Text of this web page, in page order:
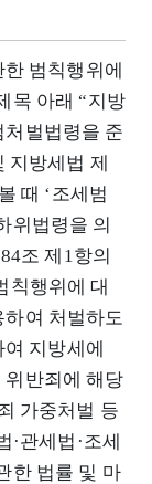
범칙행위에
목 아래 “지방
벌법령을 준
지방세법 제
때 ‘조세범
위법령을 의
조 제1항의
칙행위에 대
여 처벌하도
지방세에
반죄에 해당
가중처벌 등
·관세법·조세
한 법률 및 마